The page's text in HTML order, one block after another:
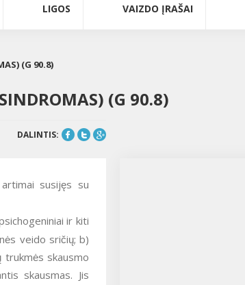
LIGOS VAIZDO ĮRAŠAI
(G 90.8)
(G 90.8)
DALINTIS:
susijęs su
ir kiti
veido sričių; b)
trukmės skausmo
skausmas. Jis